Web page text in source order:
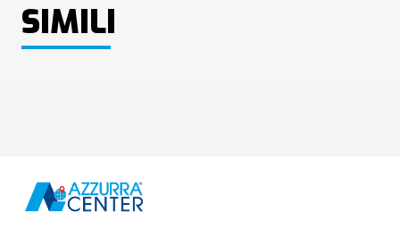
SIMILI